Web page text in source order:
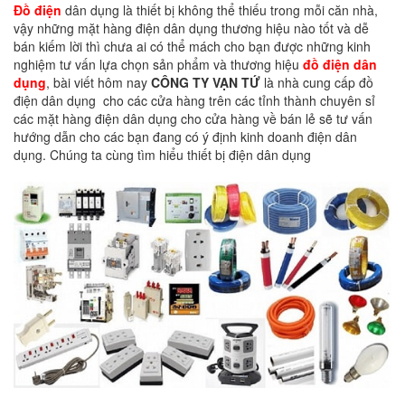
Đồ điện dân dụng là thiết bị không thể thiếu trong mỗi căn nhà,
vậy những mặt hàng điện dân dụng thương hiệu nào tốt và dễ
bán kiếm lời thì chưa ai có thể mách cho bạn được những kinh
nghiệm tư vấn lựa chọn sản phẩm và thương hiệu đồ điện dân
dụng, bài viết hôm nay CÔNG TY VẠN TỨ là nhà cung cấp đồ
điện dân dụng cho các cửa hàng trên các tỉnh thành chuyên sỉ
các mặt hàng điện dân dụng cho cửa hàng về bán lẻ sẽ tư vấn
hướng dẫn cho các bạn đang có ý định kinh doanh điện dân
dụng. Chúng ta cùng tìm hiểu thiết bị điện dân dụng